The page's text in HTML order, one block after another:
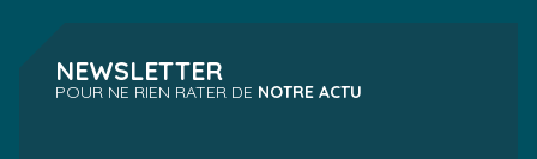
NEWSLETTER
POUR NE RIEN RATER DE NOTRE ACTU